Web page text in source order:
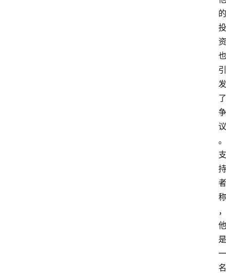
的
投
资
也
引
发
了
争
议
。
支
持
者
称
，
他
是
一
名